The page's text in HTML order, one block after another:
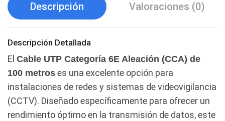
Descripción Valoraciones (0)
Descripción Detallada
El Cable UTP Categoría 6E Aleación (CCA) de
100 metros es una excelente opción para
instalaciones de redes y sistemas de videovigilancia
(CCTV). Diseñado específicamente para ofrecer un
rendimiento óptimo en la transmisión de datos, este